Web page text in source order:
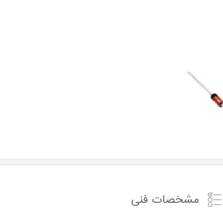
مشخصات فنی